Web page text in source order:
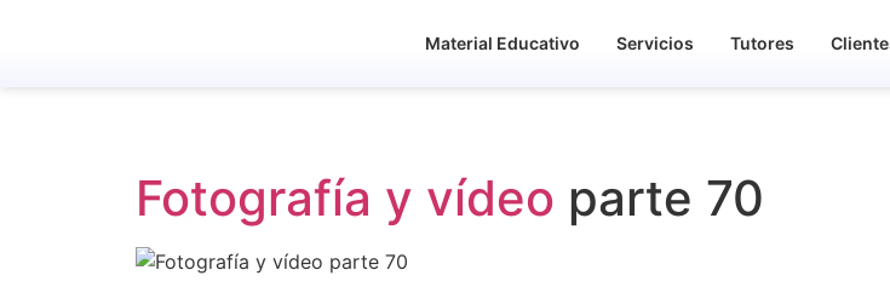
Material Educativo Servicios Tutores
Fotografía y vídeo parte 70